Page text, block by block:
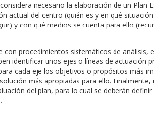
necesario la elaboración de un Plan
actual del centro (quién es y en qué
y con qué medios se cuenta para ello
procedimientos sistemáticos de análisis,
identificar unos ejes o líneas de actuación
cada eje los objetivos o propósitos más
más apropiadas para ello.
del plan, para lo cual se deberán